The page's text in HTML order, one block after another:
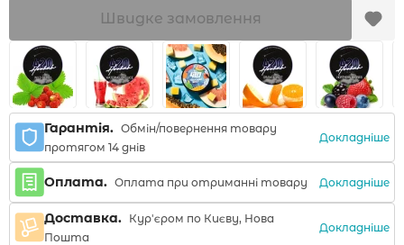
Швидке замовлення
Гарантія. Обмін/повернення товару
протягом 14 днів
Докладніше
Оплата. Оплата при отриманні товару Докладніше
Доставка. Кур'єром по Києву, Нова
Пошта
Докладніше